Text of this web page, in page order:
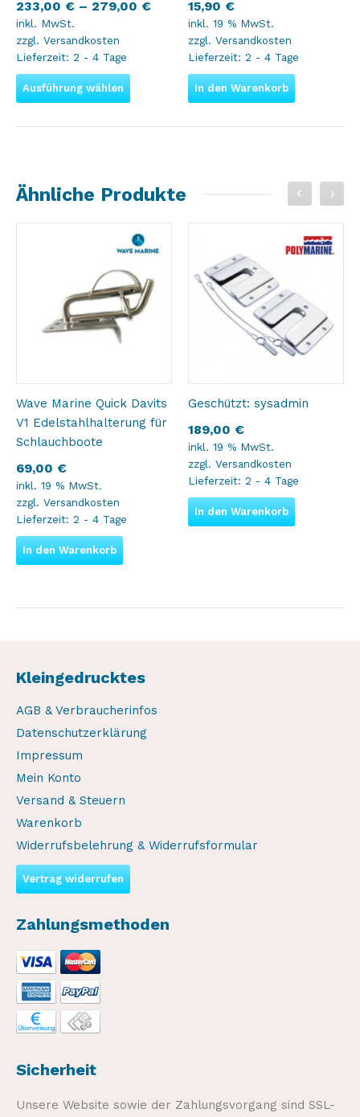
233,00 € – 279,00 €
inkl. MwSt.
zzgl. Versandkosten
Lieferzeit: 2 - 4 Tage
Ausführung wählen
15,90 €
inkl. 19 % MwSt.
zzgl. Versandkosten
Lieferzeit: 2 - 4 Tage
In den Warenkorb
Ähnliche Produkte
Wave Marine Quick Davits
V1 Edelstahlhalterung für
Schlauchboote
69,00 €
inkl. 19 % MwSt.
zzgl. Versandkosten
Lieferzeit: 2 - 4 Tage
In den Warenkorb
Geschützt: sysadmin
189,00 €
inkl. 19 % MwSt.
zzgl. Versandkosten
Lieferzeit: 2 - 4 Tage
In den Warenkorb
Kleingedrucktes
AGB & Verbraucherinfos
Datenschutzerklärung
Impressum
Mein Konto
Versand & Steuern
Warenkorb
Widerrufsbelehrung & Widerrufsformular
Vertrag widerrufen
Zahlungsmethoden
Sicherheit
Unsere Website sowie der Zahlungsvorgang sind SSL-